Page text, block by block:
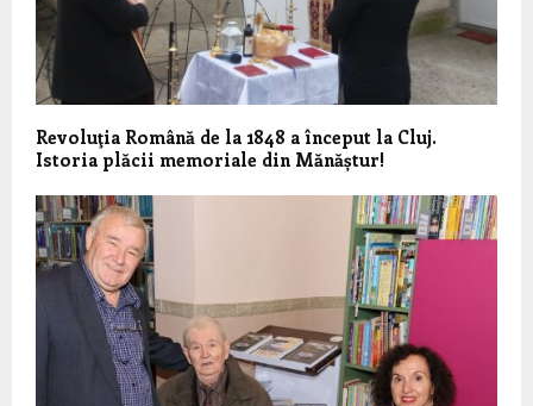
Revoluţia Română de la 1848 a început la Cluj.
Istoria plăcii memoriale din Mănăștur!